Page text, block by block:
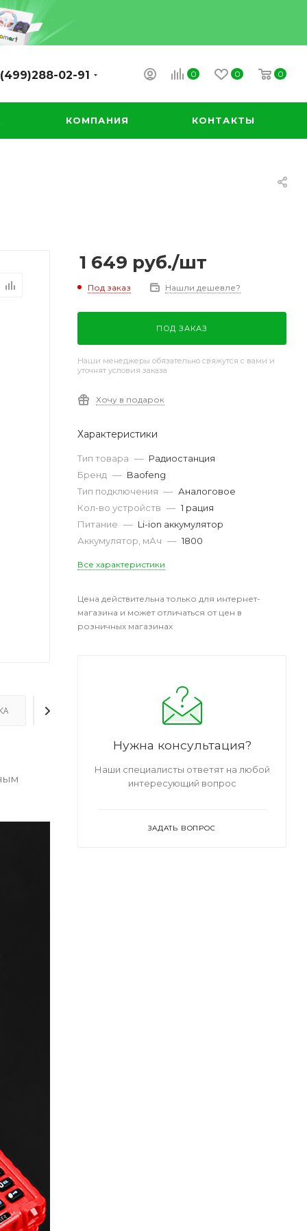
0 0 0
02-91
КОМПАНИЯ КОНТАКТЫ
ДОПОЛНИТЕЛЬНО
1 649 руб./шт
Под заказ Нашли дешевле?
ПОД ЗАКАЗ
Наши менеджеры обязательно свяжутся с вами и
уточнят условия заказа
Хочу в подарок
Характеристики
Тип товара — Радиостанция
Бренд — Baofeng
Тип подключения — Аналоговое
Кол-во устройств — 1 рация
Питание — Li-ion аккумулятор
Аккумулятор, мАч — 1800
Все характеристики
Цена действительна только для интернет-
магазина и может отличаться от цен в
розничных магазинах
Нужна консультация?
Наши специалисты ответят на любой
интересующий вопрос
ЗАДАТЬ ВОПРОС